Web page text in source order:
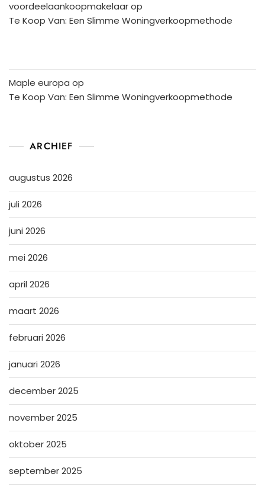
voordeelaankoopmakelaarop
Te Koop Van: Een Slimme Woningverkoopmethode
Maple europa op
Te Koop Van: Een Slimme Woningverkoopmethode
ARCHIEF
augustus 2026
juli 2026
juni 2026
mei 2026
april 2026
maart 2026
februari 2026
januari 2026
december 2025
november 2025
oktober 2025
september 2025